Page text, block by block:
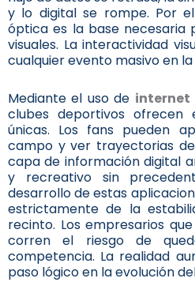
y lo digital se rompe. Por
óptica es la base necesaria
visuales. La interactividad
cualquier evento masivo en la
Mediante el uso de internet
clubes deportivos ofrecen
únicas. Los fans pueden
campo y ver trayectorias
capa de información digital
y recreativo sin
desarrollo de estas
estrictamente de la
recinto. Los empresarios
corren el riesgo de
competencia. La realidad
paso lógico en la evolución